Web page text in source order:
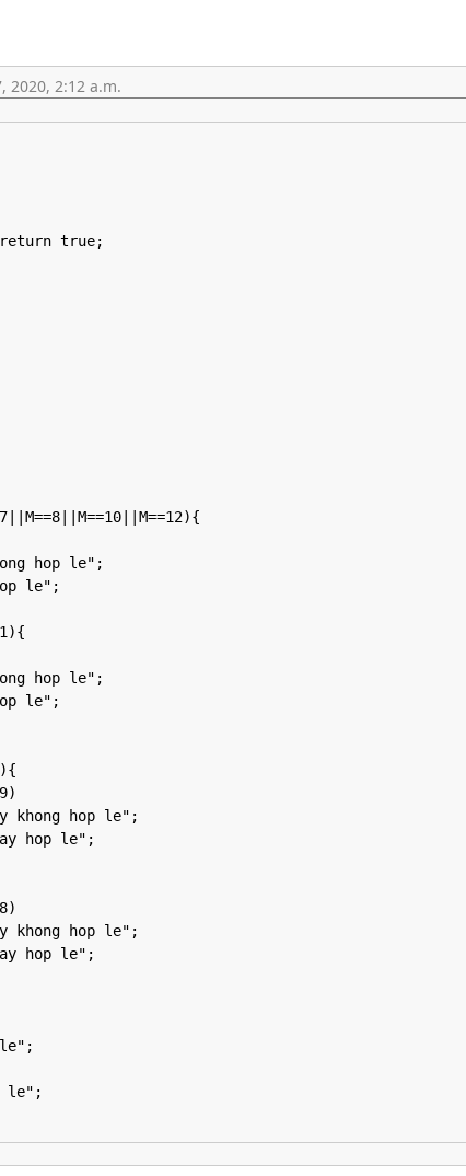
2020, 2:12 a.m.